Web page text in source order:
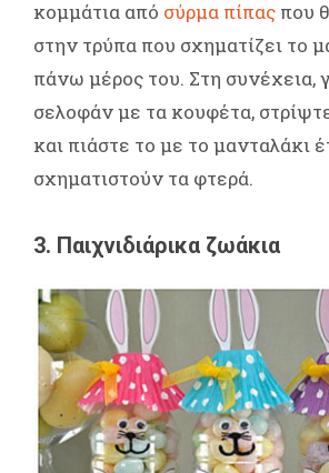
κομμάτια από σύρμα πίπας που
στην τρύπα που σχηματίζει το
πάνω μέρος του. Στη συνέχεια,
σελοφάν με τα κουφέτα,
και πιάστε το με το μανταλάκι
σχηματιστούν τα φτερά.
3. Παιχνιδιάρικα ζωάκια